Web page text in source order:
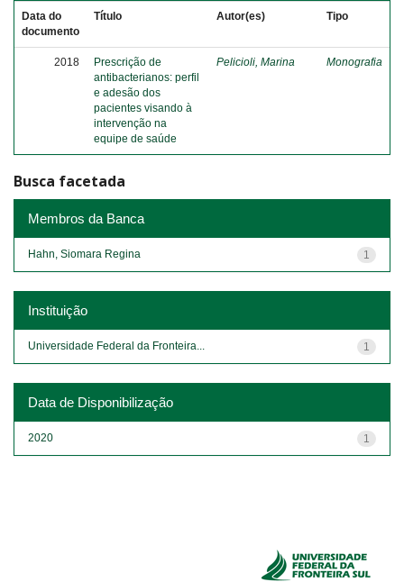
Data do
documento
Título Autor(es) Tipo
2018
Prescrição de
antibacterianos: perfil
e adesão dos
pacientes visando à
intervenção na
equipe de saúde
Pelicioli, Marina Monografia
Busca facetada
Membros da Banca
1
Hahn, Siomara Regina
Instituição
1
Universidade Federal da Fronteira...
Data de Disponibilização
1
2020